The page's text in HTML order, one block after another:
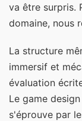
va être surpris.
domaine, nous
La structure
immersif et
évaluation
Le game
s'éprouve par